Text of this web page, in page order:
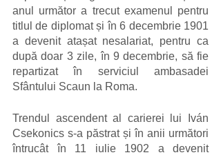
anul următor a trecut examenul pentru
titlul de diplomat și în 6 decembrie 1901
a devenit atașat nesalariat, pentru ca
după doar 3 zile, în 9 decembrie, să fie
repartizat în serviciul ambasadei
Sfântului Scaun la Roma.
Trendul ascendent al carierei lui Iván
Csekonics s-a păstrat și în anii următori
întrucât în 11 iulie 1902 a devenit